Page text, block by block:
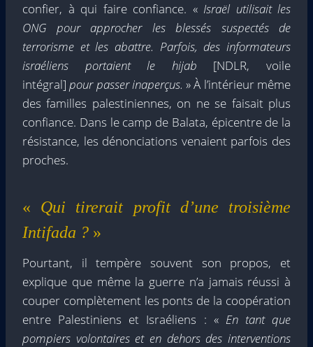
confier, à qui faire confiance. « Israël utilisait les
ONG pour approcher les blessés suspectés de
terrorisme et les abattre. Parfois, des informateurs
israéliens portaient le hijab [NDLR, voile
intégral]pour passer inaperçus. » À l’intérieur même
des familles palestiniennes, on ne se faisait plus
confiance. Dans le camp de Balata, épicentre de la
résistance, les dénonciations venaient parfois des
proches.
« Qui tirerait profit d’une troisième
Intifada ? »
Pourtant, il tempère souvent son propos, et
explique que même la guerre n’a jamais réussi à
couper complètement les ponts de la coopération
entre Palestiniens et Israéliens : « En tant que
pompiers volontaires et en dehors des interventions